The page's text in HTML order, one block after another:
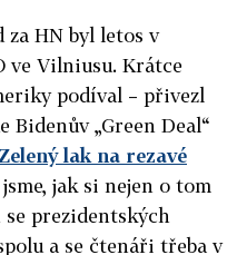
za HN byl letos v
ve Vilniusu. Krátce
podíval – přivezl
„Green Deal“
Zelený lak na rezavé
jak si nejen o tom
prezidentských
a se čtenáři třeba v